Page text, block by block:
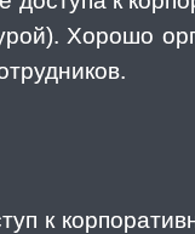
Хорошо
к